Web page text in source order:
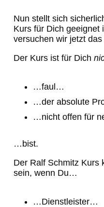
Nun stellt sich
Kurs für Dich geeignet
versuchen wir jetzt
Der Kurs ist für Dich
…faul…
…der absolute
…nicht offen für
…bist.
Der Ralf Schmitz Kurs
sein, wenn Du…
…Dienstleister…